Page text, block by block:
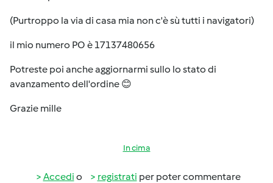
(Purtroppo la via di casa mia non c'è sù tutti i navigatori)
il mio numero PO è 17137480656
Potreste poi anche aggiornarmi sullo lo stato di
avanzamento dell'ordine 😊
Grazie mille
In cima
Accedi o registrati per poter commentare